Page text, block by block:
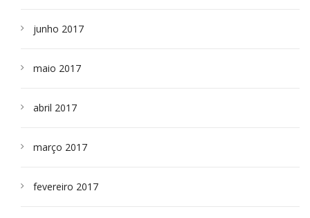
junho 2017
maio 2017
abril 2017
março 2017
fevereiro 2017